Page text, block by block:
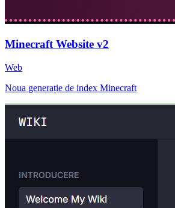
Minecraft Website v2
Web
Noua generație de index Minecraft